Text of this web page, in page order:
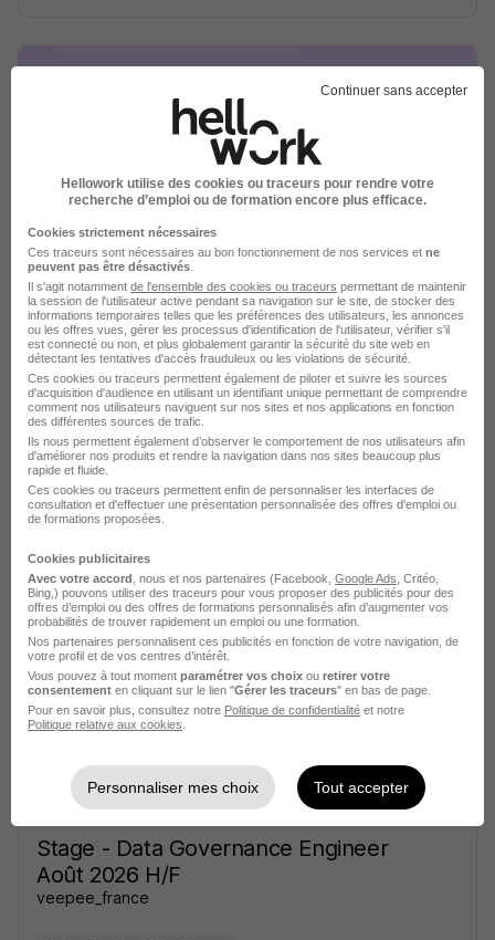
Data Center Critical Facilities Iii H/F
Equinix
Saint-Denis - 93 CDI
Voir l’offre
il y a 22 jours
DBA Postgresql Senior - Programme
Stratégique de Facturation
Électronique H/F
Informatis
Saint-Denis - 93 CDI Télétravail partiel
Voir l’offre
il y a 24 jours
Stage - Data Governance Engineer
Août 2026 H/F
veepee_france
Continuer sans accepter
Hellowork utilise des cookies ou traceurs pour rendre votre
recherche d’emploi ou de formation encore plus efficace.
Cookies strictement nécessaires
Ces traceurs sont nécessaires au bon fonctionnement de nos services et ne
peuvent pas être désactivés
Il s'agit notamment de l'ensemble des cookies ou traceurs permettant de maintenir
la session de l'utilisateur active pendant sa navigation sur le site, de stocker des
informations temporaires telles que les préférences des utilisateurs, les annonces
ou les offres vues, gérer les processus d'identification de l'utilisateur, vérifier s'il
est connecté ou non, et plus globalement garantir la sécurité du site web en
détectant les tentatives d'accès frauduleux ou les violations de sécurité.
Ces cookies ou traceurs permettent également de piloter et suivre les sources
d'acquisition d'audience en utilisant un identifiant unique permettant de comprendre
comment nos utilisateurs naviguent sur nos sites et nos applications en fonction
des différentes sources de trafic.
Ils nous permettent également d’observer le comportement de nos utilisateurs afin
d'améliorer nos produits et rendre la navigation dans nos sites beaucoup plus
rapide et fluide.
Ces cookies ou traceurs permettent enfin de personnaliser les interfaces de
consultation et d'effectuer une présentation personnalisée des offres d'emploi ou
de formations proposées.
Cookies publicitaires
Avec votre accord , nous et nos partenaires (Facebook, Google Ads , Critéo,
Bing,) pouvons utiliser des traceurs pour vous proposer des publicités pour des
offres d’emploi ou des offres de formations personnalisés afin d’augmenter vos
probabilités de trouver rapidement un emploi ou une formation.
Nos partenaires personnalisent ces publicités en fonction de votre navigation, de
votre profil et de vos centres d’intérêt.
Vous pouvez à tout moment paramétrer vos choix ou retirer votre
consentement en cliquant sur le lien "Gérer les traceurs" en bas de page.
Pour en savoir plus, consultez notre Politique de confidentialité et notre
Politique relative aux cookies
Personnaliser mes choix Tout accepter